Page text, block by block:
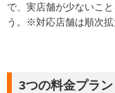
で、実店舗が少ないこ
う。※対応店舗は順次拡
3つの料金プラン